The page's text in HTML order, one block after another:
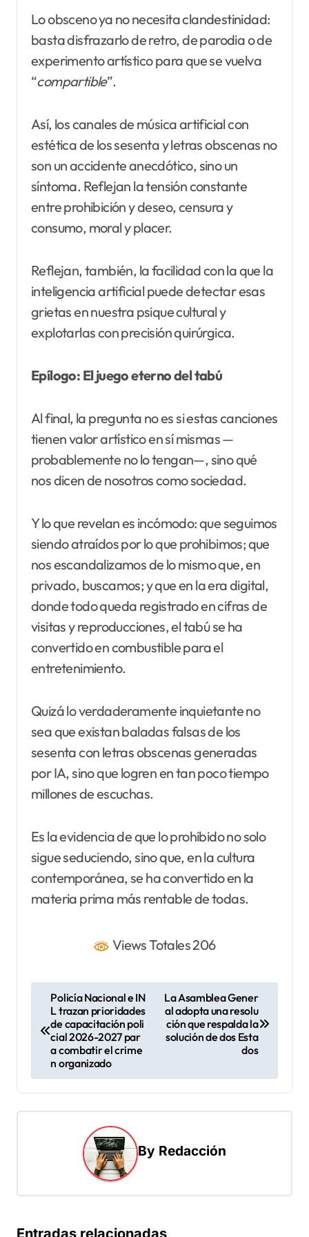
Lo obsceno ya no necesita clandestinidad:
basta disfrazarlo de retro, de parodia o de
experimento artístico para que se vuelva
“compartible”.
Así, los canales de música artificial con
estética de los sesenta y letras obscenas no
son un accidente anecdótico, sino un
síntoma. Reflejan la tensión constante
entre prohibición y deseo, censura y
consumo, moral y placer.
Reflejan, también, la facilidad con la que la
inteligencia artificial puede detectar esas
grietas en nuestra psique cultural y
explotarlas con precisión quirúrgica.
Epílogo: El juego eterno del tabú
Al final, la pregunta no es si estas canciones
tienen valor artístico en sí mismas —
probablemente no lo tengan—, sino qué
nos dicen de nosotros como sociedad.
Y lo que revelan es incómodo: que seguimos
siendo atraídos por lo que prohibimos; que
nos escandalizamos de lo mismo que, en
privado, buscamos; y que en la era digital,
donde todo queda registrado en cifras de
visitas y reproducciones, el tabú se ha
convertido en combustible para el
entretenimiento.
Quizá lo verdaderamente inquietante no
sea que existan baladas falsas de los
sesenta con letras obscenas generadas
por IA, sino que logren en tan poco tiempo
millones de escuchas.
Es la evidencia de que lo prohibido no solo
sigue seduciendo, sino que, en la cultura
contemporánea, se ha convertido en la
materia prima más rentable de todas.
Views Totales 206
g
a
n
Policía Nacional e IN
L trazan prioridades
de capacitación poli
cial 2026-2027 par
a combatir el crime
n organizado
La Asamblea Gener
al adopta una resolu
ción que respalda la
solución de dos Esta
dos
By Redacción
Entradas relacionadas